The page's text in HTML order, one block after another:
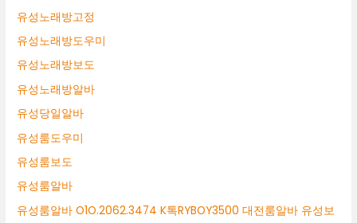
유성노래방고정
유성노래방도우미
유성노래방보도
유성노래방알바
유성당일알바
유성룸도우미
유성룸보도
유성룸알바
유성룸알바 O1O.2062.3474 K톡RYBOY3500 대전룸알바 유성보